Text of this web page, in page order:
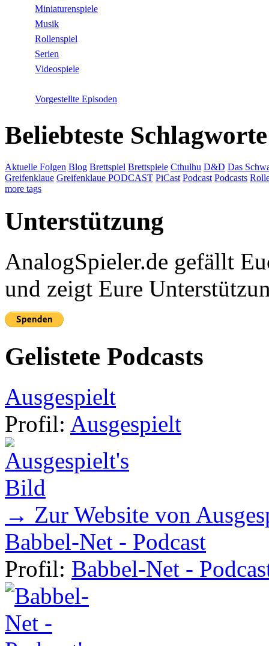
Miniaturenspiele
Musik
Rollenspiel
Serien
Videospiele
Vorgestellte Episoden
Beliebteste Schlagworte
Aktuelle Folgen Blog Brettspiel Brettspiele Cthulhu D&D Das
Greifenklaue Greifenklaue PODCAST PiCast Podcast Podcasts
more tags
Unterstützung
AnalogSpieler.de gefällt
und zeigt Eure
Gelistete Podcasts
Ausgespielt
Profil: Ausgespielt
→ Zur Website von
Babbel-Net - Podcast
Profil: Babbel-Net -